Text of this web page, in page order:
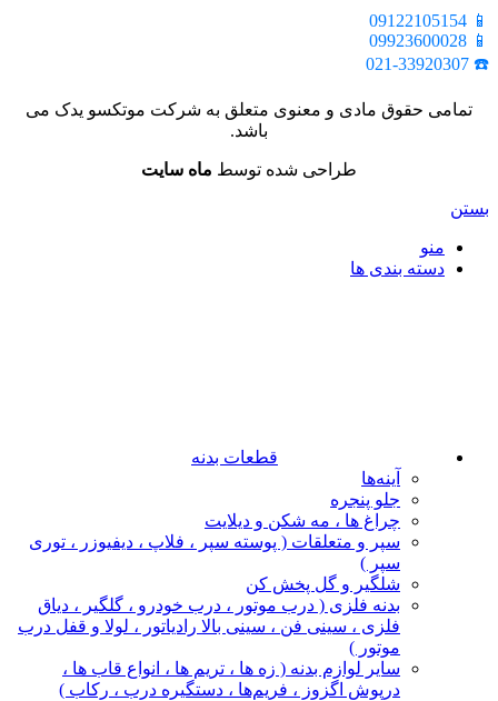
📱 09122105154
📱 09923600028
☎️ 021-33920307
تمامی حقوق مادی و معنوی متعلق به شرکت موتکسو یدک می
باشد.
طراحی شده توسط ماه سایت
بستن
منو
دسته بندی ها
قطعات بدنه
آینه‌ها
جلو پنجره
چراغ‌ ها ، مه‌ شکن و دیلایت
سپر و متعلقات ( پوسته سپر ، فلاپ ، دیفیوزر ، توری
سپر )
شلگیر و گل‌ پخش‌ کن
بدنه فلزی ( درب موتور ، درب خودرو ، گلگیر ، دیاق
فلزی ، سینی فن ، سینی بالا رادیاتور ، لولا و قفل درب
موتور )
سایر لوازم بدنه ( زه ها ، تریم ها ، انواع قاب ها ،
درپوش اگزوز ، فریم‌ها ، دستگیره درب ، رکاب )